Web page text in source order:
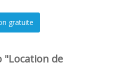
"Location de